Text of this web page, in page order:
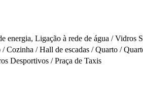
Ligação à rede de água / Vidros
Cozinha / Hall de escadas / Quarto /
Desportivos / Praça de Taxis